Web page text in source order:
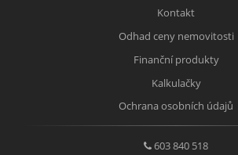
Kontakt
Odhad ceny nemovitosti
Finanční produkty
Kalkulačky
Ochrana osobních údajů
603 840 518